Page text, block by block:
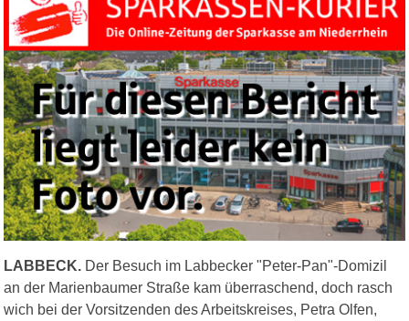
LABBECK. Der Besuch im Labbecker "Peter-Pan"-Domizil
an der Marienbaumer Straße kam überraschend, doch rasch
wich bei der Vorsitzenden des Arbeitskreises, Petra Olfen,